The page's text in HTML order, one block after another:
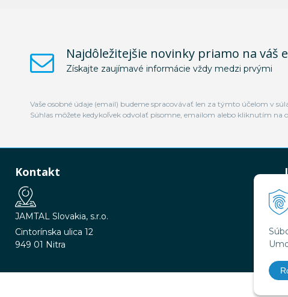
Najdôležitejšie novinky priamo na váš
Získajte zaujímavé informácie vždy medzi prvými
Vaše osobné údaje (email) budeme spracovávať len za týmto účelom v
Súhlas môžete kedykoľvek odvolať písomne, emailom alebo kliknutím
Kontakt
JAMTAL Slovakia, s.r.o.
Cintorínska ulica 12
949 01 Nitra